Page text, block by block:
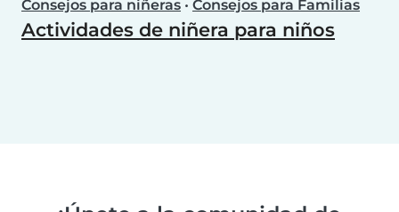
Consejos para niñeras • Consejos para Familias
Actividades de niñera para niños